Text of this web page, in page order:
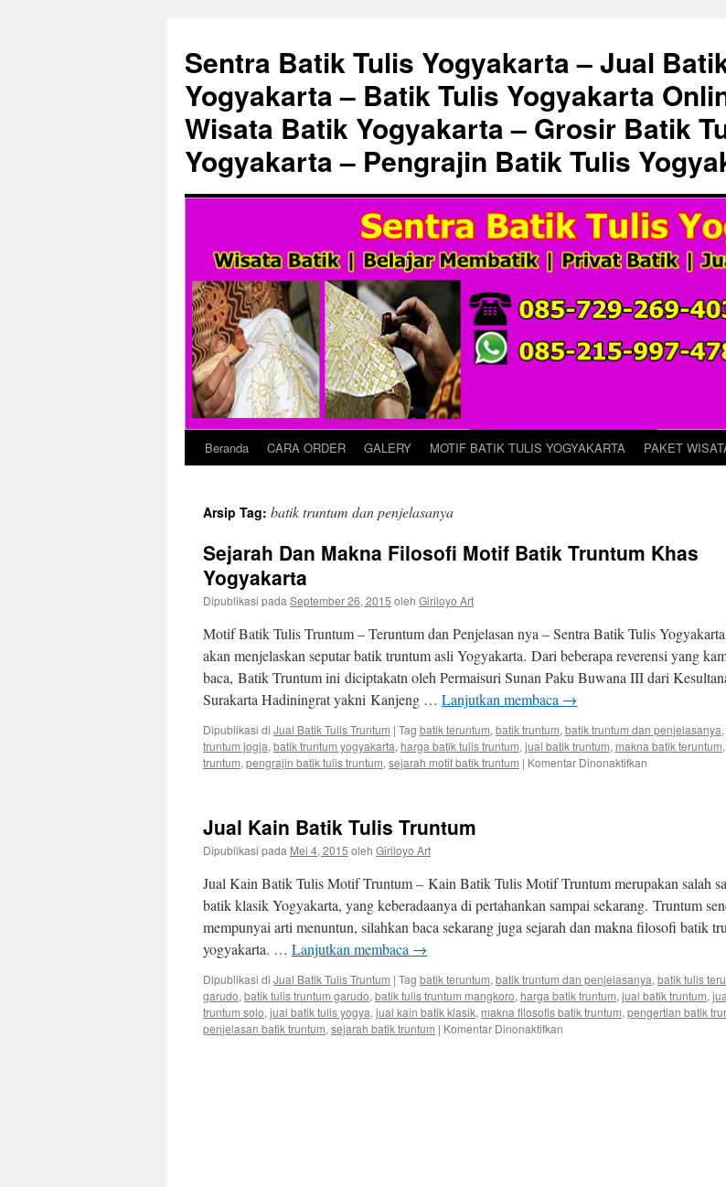
Sentra Batik Tulis Yogyakarta – Jual
Yogyakarta – Batik Tulis Yogyakarta
Wisata Batik Yogyakarta – Grosir Batik
Yogyakarta – Pengrajin Batik Tulis
Beranda CARA ORDER GALERY MOTIF BATIK TULIS YOGYAKARTA PAKET
Arsip Tag: batik truntum dan penjelasanya
Sejarah Dan Makna Filosofi Motif Batik Truntum Khas
Yogyakarta
Dipublikasi pada September 26, 2015 oleh Giriloyo Art
Motif Batik Tulis Truntum – Teruntum dan Penjelasan nya – Sentra Batik Tulis
akan menjelaskan seputar batik truntum asli Yogyakarta. Dari beberapa reverensi yang
baca, Batik Truntum ini diciptakatn oleh Permaisuri Sunan Paku Buwana III dari
Surakarta Hadiningrat yakni Kanjeng … Lanjutkan membaca →
Dipublikasi di Jual Batik Tulis Truntum | Tag batik teruntum, batik truntum, batik truntum dan penjelasanya,
truntum jogja, batik truntum yogyakarta, harga batik tulis truntum, jual batik truntum, makna batik teruntum,
truntum, pengrajin batik tulis truntum, sejarah motif batik truntum | Komentar Dinonaktifkan
Jual Kain Batik Tulis Truntum
Dipublikasi pada Mei 4, 2015 oleh Giriloyo Art
Jual Kain Batik Tulis Motif Truntum – Kain Batik Tulis Motif Truntum merupakan salah
batik klasik Yogyakarta, yang keberadaanya di pertahankan sampai sekarang. Truntum
mempunyai arti menuntun, silahkan baca sekarang juga sejarah dan makna filosofi batik
yogyakarta. … Lanjutkan membaca →
Dipublikasi di Jual Batik Tulis Truntum | Tag batik teruntum, batik truntum dan penjelasanya, batik tulis
garudo, batik tulis truntum garudo, batik tulis truntum mangkoro, harga batik truntum, jual batik truntum,
truntum solo, jual batik tulis yogya, jual kain batik klasik, makna filosofis batik truntum, pengertian batik
penjelasan batik truntum, sejarah batik truntum | Komentar Dinonaktifkan